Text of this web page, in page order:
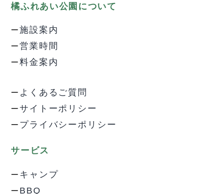
橘ふれあい公園について
施設案内
営業時間
料金案内
よくあるご質問
サイトーポリシー
プライバシーポリシー
サービス
キャンプ
BBQ